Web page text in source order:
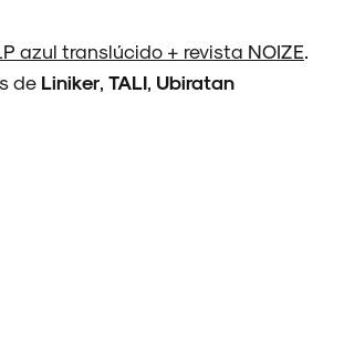
azul translúcido + revista NOIZE
de Liniker TALI Ubiratan